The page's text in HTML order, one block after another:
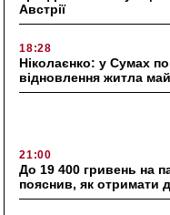
Австрії
18:28
Ніколаєнко: у Сумах
відновлення житла
21:00
До 19 400 гривень на
пояснив, як отримати